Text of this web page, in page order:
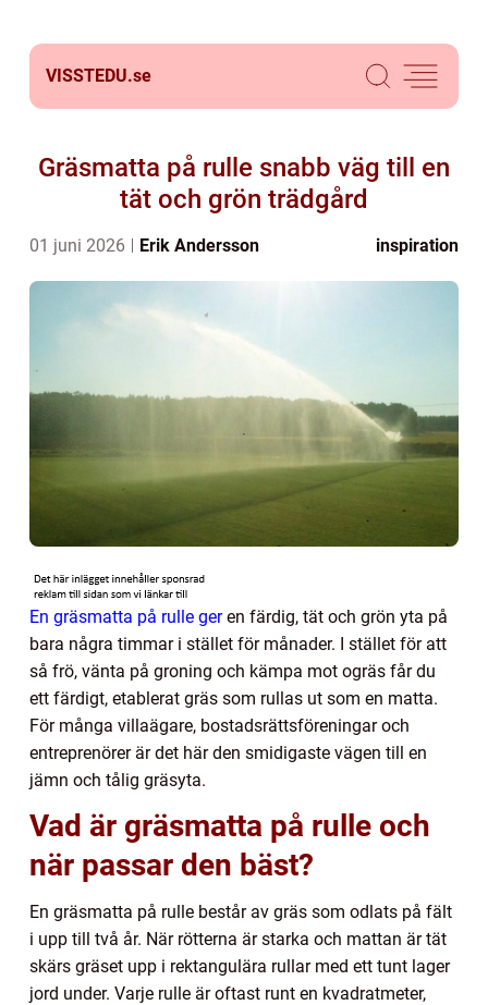
VISSTEDU.se
Gräsmatta på rulle snabb väg till en
tät och grön trädgård
01 juni 2026 Erik Andersson inspiration
En gräsmatta på rulle geren färdig, tät och grön yta på
bara några timmar i stället för månader. I stället för att
så frö, vänta på groning och kämpa mot ogräs får du
ett färdigt, etablerat gräs som rullas ut som en matta.
För många villaägare, bostadsrättsföreningar och
entreprenörer är det här den smidigaste vägen till en
jämn och tålig gräsyta.
Vad är gräsmatta på rulle och
när passar den bäst?
En gräsmatta på rulle består av gräs som odlats på fält
i upp till två år. När rötterna är starka och mattan är tät
skärs gräset upp i rektangulära rullar med ett tunt lager
jord under. Varje rulle är oftast runt en kvadratmeter,